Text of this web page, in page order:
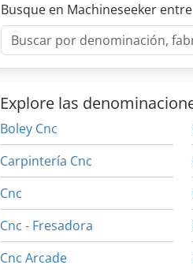
Busque en Machineseeker
Explore las
Boley Cnc
Carpintería Cnc
Cnc
Cnc - Fresadora
Cnc Arcade